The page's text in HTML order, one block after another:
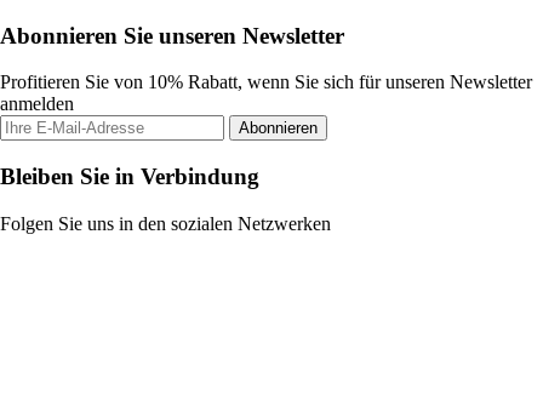
Abonnieren Sie unseren Newsletter
Profitieren Sie von 10% Rabatt, wenn Sie sich für unseren Newsletter
anmelden
Abonnieren
Bleiben Sie in Verbindung
Folgen Sie uns in den sozialen Netzwerken